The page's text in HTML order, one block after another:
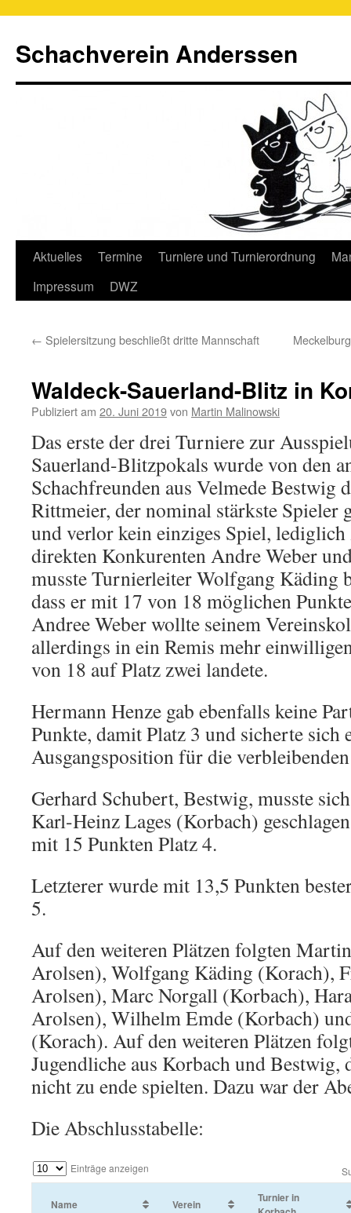
Schachverein Anderssen
Springe
zum
Aktuelles Termine Turniere und Turnierordnung
Impressum
DWZ
← Spielersitzung beschließt dritte Mannschaft
Waldeck-Sauerland-Blitz in
Publiziert am 20. Juni 2019von Martin Malinowski
Das erste der drei Turniere zur
Sauerland-Blitzpokals wurde von den
Schachfreunden aus Velmede Bestwig
Rittmeier, der nominal stärkste Spieler
und verlor kein einziges Spiel, lediglich
direkten Konkurenten Andre Weber
musste Turnierleiter Wolfgang Käding
dass er mit 17 von 18 möglichen
Andree Weber wollte seinem
allerdings in ein Remis mehr
von 18 auf Platz zwei landete.
Hermann Henze gab ebenfalls keine
Punkte, damit Platz 3 und sicherte sich
Ausgangsposition für die
Gerhard Schubert, Bestwig, musste
Karl-Heinz Lages (Korbach)
mit 15 Punkten Platz 4.
Letzterer wurde mit 13,5 Punkten
5.
Auf den weiteren Plätzen folgten
Arolsen), Wolfgang Käding (Korach),
Arolsen), Marc Norgall (Korbach),
Arolsen), Wilhelm Emde (Korbach)
(Korach). Auf den weiteren Plätzen
Jugendliche aus Korbach und Bestwig,
nicht zu ende spielten. Dazu war der
Die Abschlusstabelle:
Einträge anzeigen
Name Verein
Turnier in